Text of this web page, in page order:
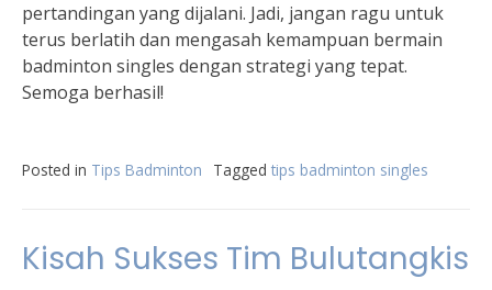
pertandingan yang dijalani. Jadi, jangan ragu untuk
terus berlatih dan mengasah kemampuan bermain
badminton singles dengan strategi yang tepat.
Semoga berhasil!
Posted in Tips Badminton Tagged tips badminton singles
Kisah Sukses Tim Bulutangkis